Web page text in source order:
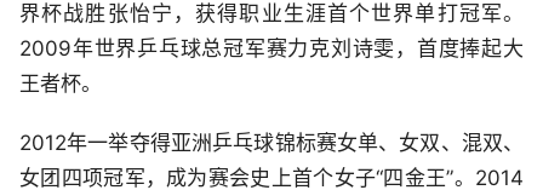
界杯战胜张怡宁，获得职业生涯首个世界单打冠军。
2009年世界乒乓球总冠军赛力克刘诗雯，首度捧起大
王者杯。
2012年一举夺得亚洲乒乓球锦标赛女单、女双、混双、
女团四项冠军，成为赛会史上首个女子“四金王”。2014